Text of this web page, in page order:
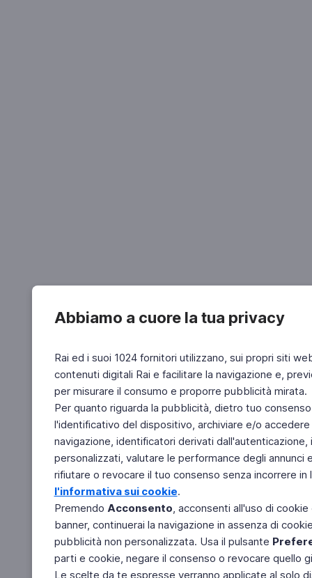
Abbiamo a cuore la tua privacy
Rai ed i suoi 1024 fornitori utilizzano, sui propri siti
contenuti digitali Rai e facilitare la navigazione e,
per misurare il consumo e proporre pubblicità mirata.
Per quanto riguarda la pubblicità, dietro tuo
l'identificativo del dispositivo, archiviare e/o
navigazione, identificatori derivati
personalizzati, valutare le performance degli
rifiutare o revocare il tuo consenso senza incorrere
l'informativa sui cookie.
Premendo Acconsento, acconsenti all'uso di
banner, continuerai la navigazione in assenza di
pubblicità non personalizzata. Usa il pulsante
parti e cookie, negare il consenso o revocare quello
Le scelte da te espresse verranno applicate al solo